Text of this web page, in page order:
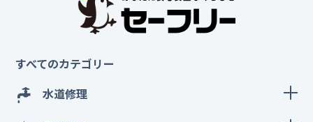
すべてのカテゴリー
水道修理